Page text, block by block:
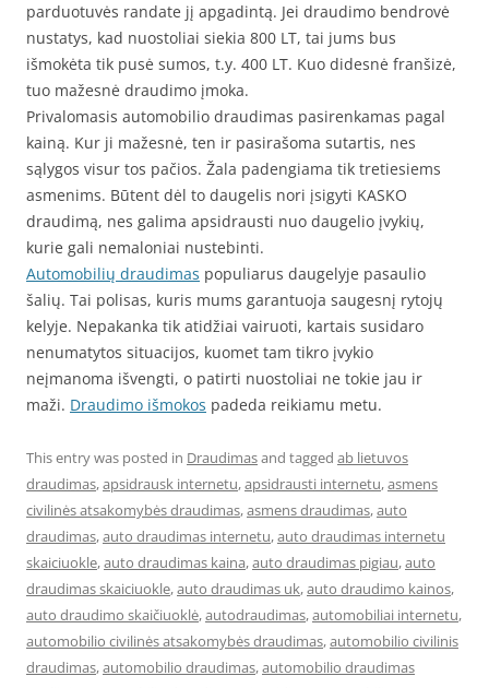
parduotuvės randate jį apgadintą. Jei draudimo bendrovė
nustatys, kad nuostoliai siekia 800 LT, tai jums bus
išmokėta tik pusė sumos, t.y. 400 LT. Kuo didesnė franšizė,
tuo mažesnė draudimo įmoka.
Privalomasis automobilio draudimas pasirenkamas pagal
kainą. Kur ji mažesnė, ten ir pasirašoma sutartis, nes
sąlygos visur tos pačios. Žala padengiama tik tretiesiems
asmenims. Būtent dėl to daugelis nori įsigyti KASKO
draudimą, nes galima apsidrausti nuo daugelio įvykių,
kurie gali nemaloniai nustebinti.
Automobilių draudimas populiarus daugelyje pasaulio
šalių. Tai polisas, kuris mums garantuoja saugesnį rytojų
kelyje. Nepakanka tik atidžiai vairuoti, kartais susidaro
nenumatytos situacijos, kuomet tam tikro įvykio
neįmanoma išvengti, o patirti nuostoliai ne tokie jau ir
maži. Draudimo išmokos padeda reikiamu metu.
This entry was posted in Draudimasand tagged ab lietuvos
draudimas,apsidrausk internetu,apsidrausti internetu,asmens
civilinės atsakomybės draudimas,asmens draudimas,auto
draudimas,auto draudimas internetu,auto draudimas internetu
skaiciuokle,auto draudimas kaina,auto draudimas pigiau,auto
draudimas skaiciuokle,auto draudimas uk,auto draudimo kainos,
auto draudimo skaičiuoklė,autodraudimas,automobiliai internetu,
automobilio civilinės atsakomybės draudimas,automobilio civilinis
draudimas,automobilio draudimas,automobilio draudimas